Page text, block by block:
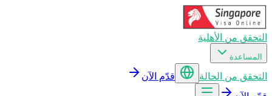
التحقق من الأهلية
المساعدة
التحقق من الحالة
قدّم الآن